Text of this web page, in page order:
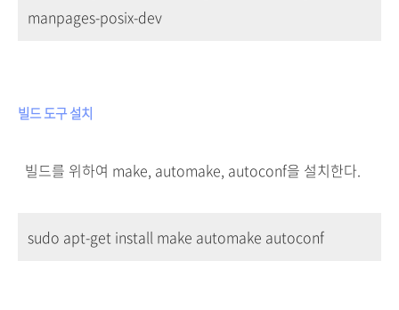
manpages-posix-dev
빌드 도구 설치
빌드를 위하여 make, automake, autoconf을 설치한다.
sudo apt-get install make automake autoconf